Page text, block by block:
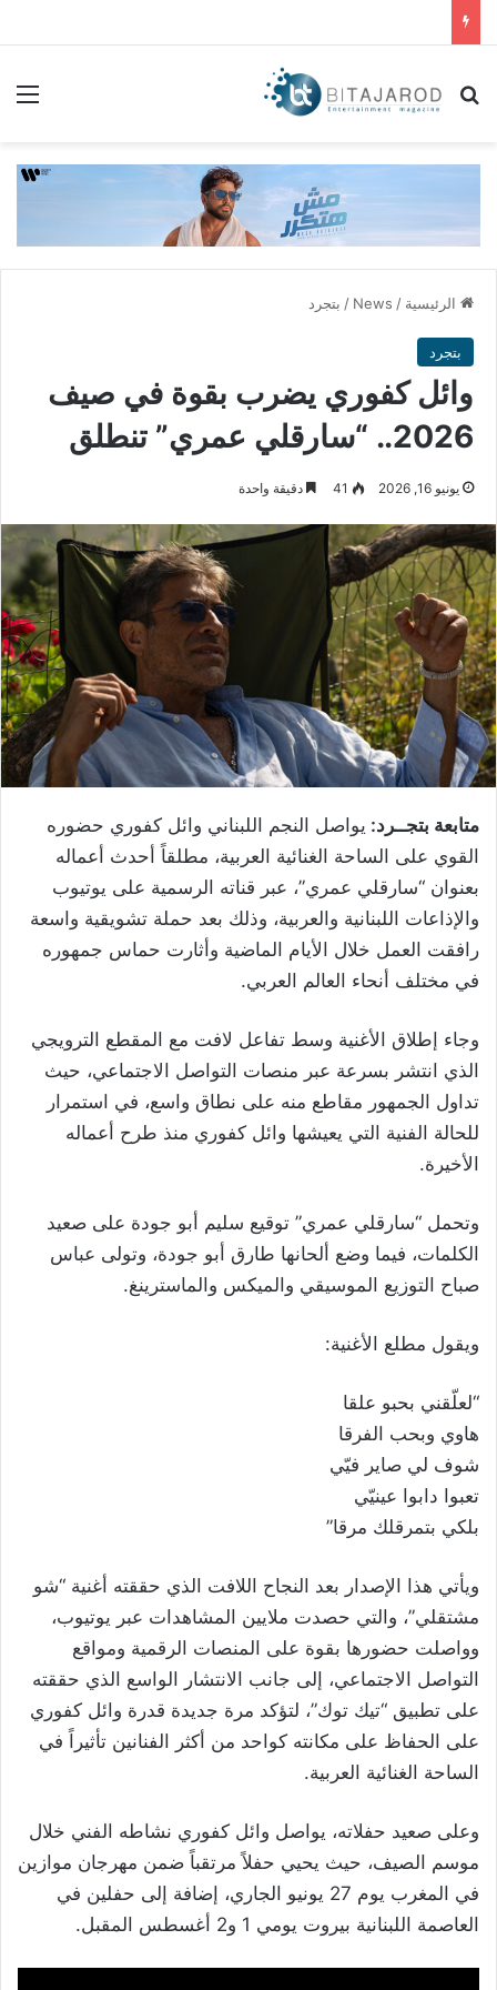
بحث عن
الرئيسية /
News
/ بتجرد
بتجرد
وائل كفوري يضرب بقوة في صيف
2026.. “سارقلي عمري” تنطلق
يونيو 16, 2026 41 دقيقة واحدة
متابعة بتجــرد: يواصل النجم اللبناني وائل كفوري حضوره
القوي على الساحة الغنائية العربية، مطلقاً أحدث أعماله
بعنوان “سارقلي عمري”، عبر قناته الرسمية على يوتيوب
والإذاعات اللبنانية والعربية، وذلك بعد حملة تشويقية واسعة
رافقت العمل خلال الأيام الماضية وأثارت حماس جمهوره
في مختلف أنحاء العالم العربي.
وجاء إطلاق الأغنية وسط تفاعل لافت مع المقطع الترويجي
الذي انتشر بسرعة عبر منصات التواصل الاجتماعي، حيث
تداول الجمهور مقاطع منه على نطاق واسع، في استمرار
للحالة الفنية التي يعيشها وائل كفوري منذ طرح أعماله
الأخيرة.
وتحمل “سارقلي عمري” توقيع سليم أبو جودة على صعيد
الكلمات، فيما وضع ألحانها طارق أبو جودة، وتولى عباس
صباح التوزيع الموسيقي والميكس والماسترينغ.
ويقول مطلع الأغنية:
“لعلّقني بحبو علقا
هاوي وبحب الفرقا
شوف لي صاير فيّي
تعبوا دابوا عينيّي
بلكي بتمرقلك مرقا”
ويأتي هذا الإصدار بعد النجاح اللافت الذي حققته أغنية “شو
مشتقلي”، والتي حصدت ملايين المشاهدات عبر يوتيوب،
وواصلت حضورها بقوة على المنصات الرقمية ومواقع
التواصل الاجتماعي، إلى جانب الانتشار الواسع الذي حققته
على تطبيق “تيك توك”، لتؤكد مرة جديدة قدرة وائل كفوري
على الحفاظ على مكانته كواحد من أكثر الفنانين تأثيراً في
الساحة الغنائية العربية.
وعلى صعيد حفلاته، يواصل وائل كفوري نشاطه الفني خلال
موسم الصيف، حيث يحيي حفلاً مرتقباً ضمن مهرجان موازين
في المغرب يوم 27 يونيو الجاري، إضافة إلى حفلين في
العاصمة اللبنانية بيروت يومي 1 و2 أغسطس المقبل.